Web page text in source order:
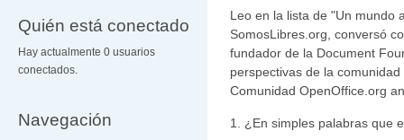
Quién está conectado
Hay actualmente 0 usuarios
conectados.
Navegación
Leo en la lista de "Un mundo
SomosLibres.org, conversó
fundador de la Document
perspectivas de la
Comunidad OpenOffice.org
1. ¿En simples palabras que